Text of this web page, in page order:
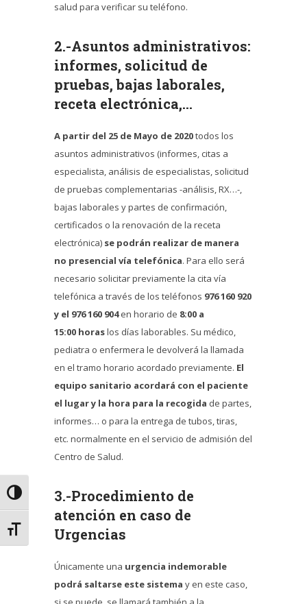
Alternar alto contraste
Alternar tamaño de letra
salud para verificar su teléfono.
2.-Asuntos administrativos:
informes, solicitud de
pruebas, bajas laborales,
receta electrónica,…
A partir del 25 de Mayo de 2020todos los
asuntos administrativos (informes, citas a
especialista, análisis de especialistas, solicitud
de pruebas complementarias -análisis, RX…-,
bajas laborales y partes de confirmación,
certificados o la renovación de la receta
electrónica) se podrán realizar de manera
no presencial vía telefónica. Para ello será
necesario solicitar previamente la cita vía
telefónica a través de los teléfonos 976 160 920
y el 976 160 904en horario de 8:00 a
15:00 horaslos días laborables. Su médico,
pediatra o enfermera le devolverá la llamada
en el tramo horario acordado previamente. El
equipo sanitario acordará con el paciente
el lugar y la hora para la recogida de partes,
informes… o para la entrega de tubos, tiras,
etc. normalmente en el servicio de admisión del
Centro de Salud.
3.-Procedimiento de
atención en caso de
Urgencias
Únicamente una urgencia indemorable
podrá saltarse este sistema y en este caso,